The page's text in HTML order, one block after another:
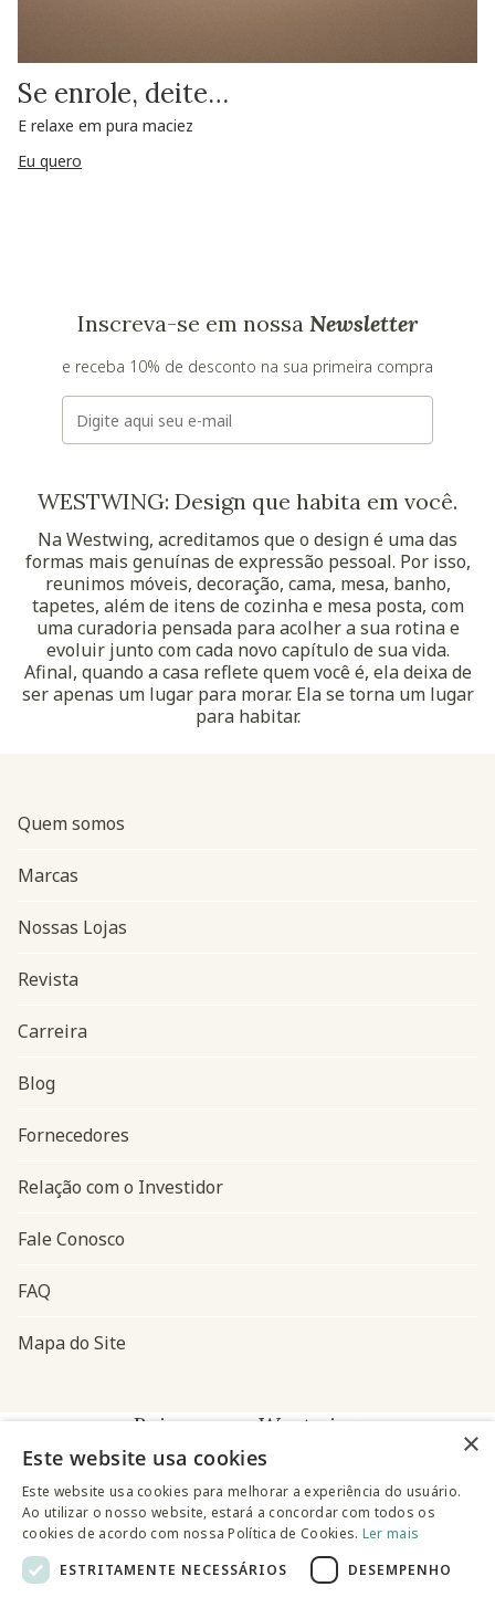
Se enrole, deite…
E relaxe em pura maciez
Eu quero
Inscreva-se em nossa Newsletter
e receba 10% de desconto na sua primeira compra
E-mail
WESTWING: Design que habita em você.
Na Westwing, acreditamos que o design é uma das
formas mais genuínas de expressão pessoal. Por isso,
reunimos móveis, decoração, cama, mesa, banho,
tapetes, além de itens de cozinha e mesa posta, com
uma curadoria pensada para acolher a sua rotina e
evoluir junto com cada novo capítulo de sua vida.
Afinal, quando a casa reflete quem você é, ela deixa de
ser apenas um lugar para morar. Ela se torna um lugar
para habitar.
Navegação do rodapé
Quem somos
Marcas
Nossas Lojas
Revista
Carreira
Blog
Fornecedores
Relação com o Investidor
Fale Conosco
FAQ
Mapa do Site
Baixe o app Westwing
×
Este website usa cookies
Este website usa cookies para melhorar a experiência do usuário.
Ao utilizar o nosso website, estará a concordar com todos os
cookies de acordo com nossa Política de Cookies. Ler mais
ESTRITAMENTE NECESSÁRIOS
DESEMPENHO